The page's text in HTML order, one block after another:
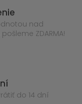
nad
ZDARMA!
do 14 dní